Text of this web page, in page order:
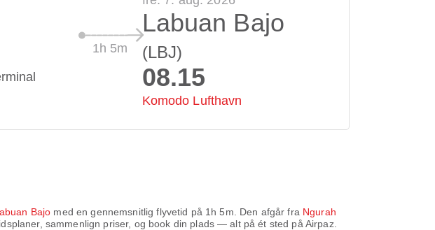
1h 5m
Labuan Bajo
(LBJ)
08.15
Komodo Lufthavn
Bajo med en gennemsnitlig flyvetid på 1h 5m . Den afgår fra Ngurah
sammenlign priser, og book din plads — alt på ét sted på Airpaz.